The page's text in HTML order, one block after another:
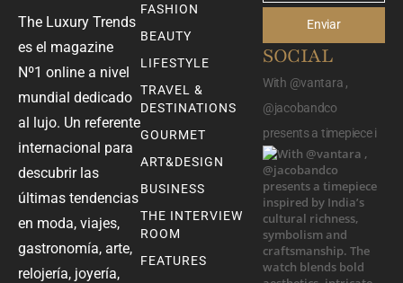
The Luxury Trends
es el magazine
Nº1 online a nivel
mundial dedicado
al lujo. Un referente
internacional para
descubrir las
últimas tendencias
en moda, viajes,
gastronomía, arte,
relojería, joyería,
FASHION
BEAUTY
LIFESTYLE
TRAVEL &
DESTINATIONS
GOURMET
ART&DESIGN
BUSINESS
THE INTERVIEW
ROOM
FEATURES
Enviar
SOCIAL
With @vantara ,
@jacobandco
presents a timepiece i